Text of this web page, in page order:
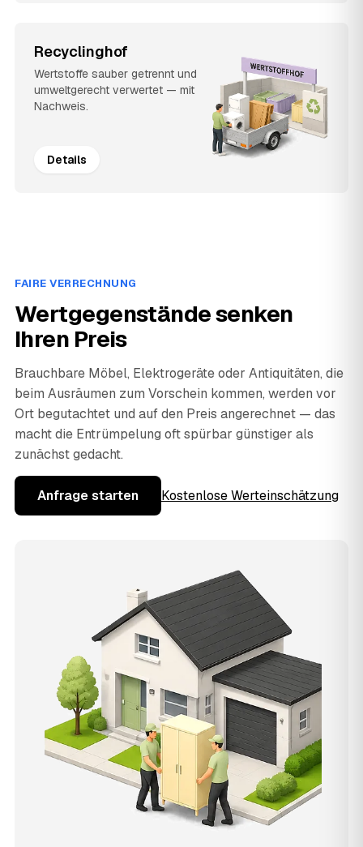
Recyclinghof
Wertstoffe sauber getrennt und
umweltgerecht verwertet — mit
Nachweis.
Details
FAIRE VERRECHNUNG
Wertgegenstände senken
Ihren Preis
Brauchbare Möbel, Elektrogeräte oder Antiquitäten, die
beim Ausräumen zum Vorschein kommen, werden vor
Ort begutachtet und auf den Preis angerechnet — das
macht die Entrümpelung oft spürbar günstiger als
zunächst gedacht.
Anfrage starten Kostenlose Werteinschätzung